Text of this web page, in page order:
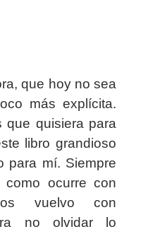
que hoy no sea
más explícita.
que quisiera para
libro grandioso
para mí. Siempre
ocurre con
vuelvo con
no olvidar lo